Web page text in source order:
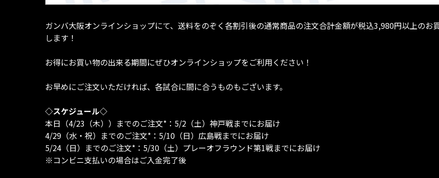
ガンバ大阪オンラインショップにて、送料をのぞく各割引後の通常商品の注文合計金額が税込3,980円以上の
します！
お得にお買い物の出来る期間にぜひオンラインショップをご利用ください！
お早めにご注文いただければ、各試合に間に合うものもございます。
◇スケジュール◇
本日（4/23（木））までのご注文*：5/2（土）神戸戦までにお届け
4/29（水・祝）までのご注文*：5/10（日）広島戦までにお届け
5/24（日）までのご注文*：5/30（土）プレーオフラウンド第1戦までにお届け
※コンビニ支払いの場合はご入金完了後